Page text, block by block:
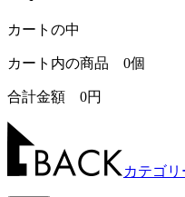
カートの中
カート内の商品 0個
合計金額 0円
カテゴ